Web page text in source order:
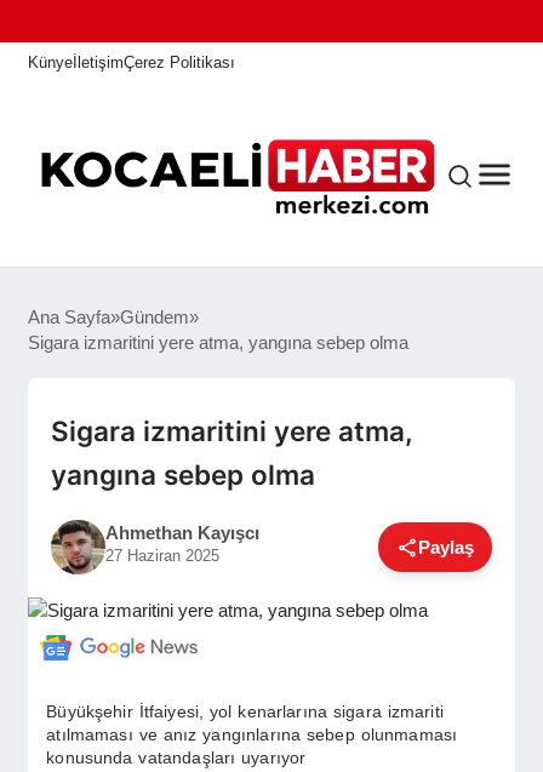
KünyeİletişimÇerez Politikası
ANASAYFA
ASAYIŞ
GÜNDEM
SIYASET
EĞITIM
Ana Sayfa Gündem
Sigara izmaritini yere atma, yangına sebep olma
Sigara izmaritini yere atma,
yangına sebep olma
Ahmethan Kayışcı
27 Haziran 2025 Paylaş
Büyükşehir İtfaiyesi, yol kenarlarına sigara izmariti
atılmaması ve anız yangınlarına sebep olunmaması
konusunda vatandaşları uyarıyor